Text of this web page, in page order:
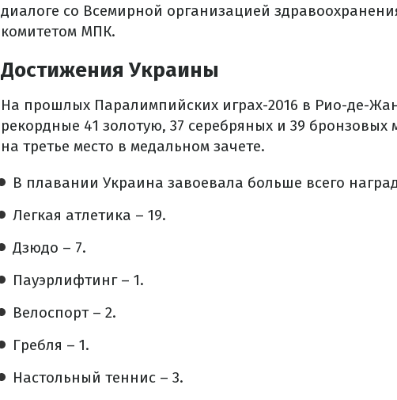
диалоге со Всемирной организацией
комитетом МПК.
Достижения Украины
На прошлых Паралимпийских играх-2016 в Рио-де-
рекордные 41 золотую, 37 серебряных и 39
на третье место в медальном зачете.
В плавании Украина завоевала больше всего
Легкая атлетика – 19.
Дзюдо – 7.
Пауэрлифтинг – 1.
Велоспорт – 2.
Гребля – 1.
Настольный теннис – 3.